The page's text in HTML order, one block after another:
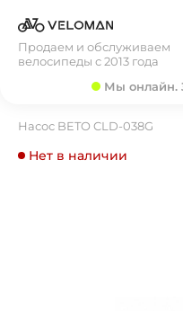
Продаем и обслуживаем
велосипеды с 2013 года
Мы онлайн.
Насос BETO CLD-038G
Нет в наличии